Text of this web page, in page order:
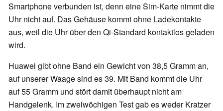
Smartphone verbunden ist, denn eine Sim-Karte nimmt die
Uhr nicht auf. Das Gehäuse kommt ohne Ladekontakte
aus, weil die Uhr über den Qi-Standard kontaktlos geladen
wird.
Huawei gibt ohne Band ein Gewicht von 38,5 Gramm an,
auf unserer Waage sind es 39. Mit Band kommt die Uhr
auf 55 Gramm und stört damit überhaupt nicht am
Handgelenk. Im zweiwöchigen Test gab es weder Kratzer